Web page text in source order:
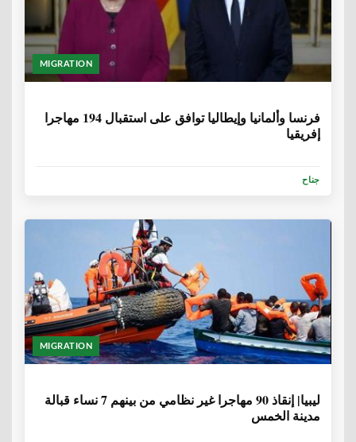
MIGRATION
فرنسا وألمانيا وإيطاليا توافق على استقبال 194 مهاجرا
إفريقيا
جناح
MIGRATION
ليبيا| إنقاذ 90 مهاجرا غير نظامي من بينهم 7 نساء قبالة
مدينة الخمس